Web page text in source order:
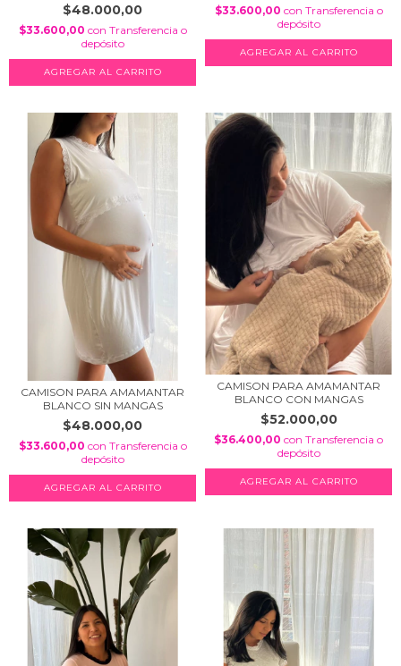
$48.000,00
$33.600,00 con Transferencia o
depósito
AGREGAR AL CARRITO
$33.600,00 con Transferencia o
depósito
AGREGAR AL CARRITO
CAMISON PARA AMAMANTAR
BLANCO SIN MANGAS
$48.000,00
$33.600,00 con Transferencia o
depósito
AGREGAR AL CARRITO
CAMISON PARA AMAMANTAR
BLANCO CON MANGAS
$52.000,00
$36.400,00 con Transferencia o
depósito
AGREGAR AL CARRITO